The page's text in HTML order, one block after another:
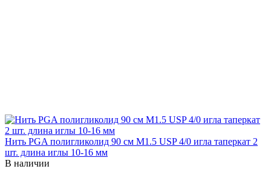
Нить PGA полигликолид 90 см М1.5 USP 4/0 игла таперкат 2
шт. длина иглы 10-16 мм
В наличии